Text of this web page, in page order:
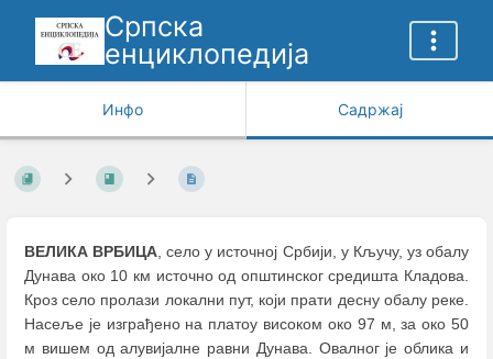
Српска
енциклопедија
Инфо Садржај
ВЕЛИКА ВРБИЦА, село у источној Србији, у Кључу, уз обалу
Дунава око 10 км источно од општинског средишта Кладова.
Кроз село пролази локални пут, који прати десну обалу реке.
Насеље је изграђено на платоу високом око 97 м, за око 50
м вишем од алувијалне равни Дунава. Овалног је облика и